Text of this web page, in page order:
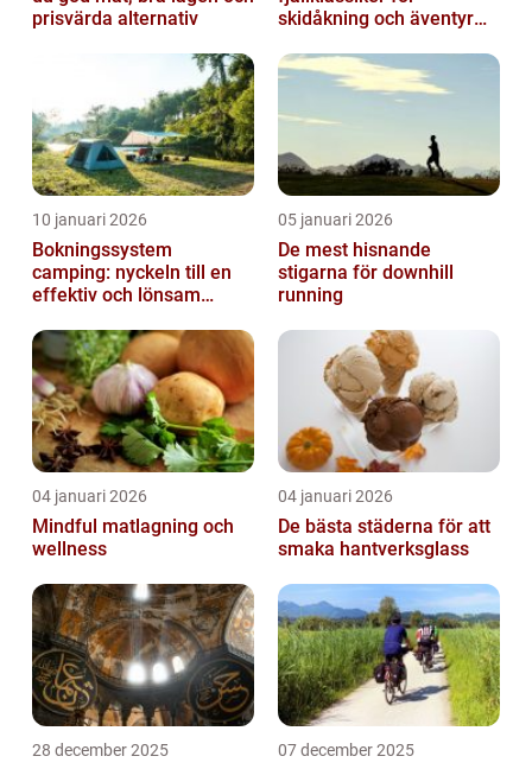
prisvärda alternativ
skidåkning och äventyr
10 januari 2026
Bokningssystem
camping: nyckeln till en
effektiv och lönsam
05 januari 2026
De mest hisnande
stigarna för downhill
running
04 januari 2026
Mindful matlagning och
wellness
04 januari 2026
De bästa städerna för att
smaka hantverksglass
28 december 2025 07 december 2025